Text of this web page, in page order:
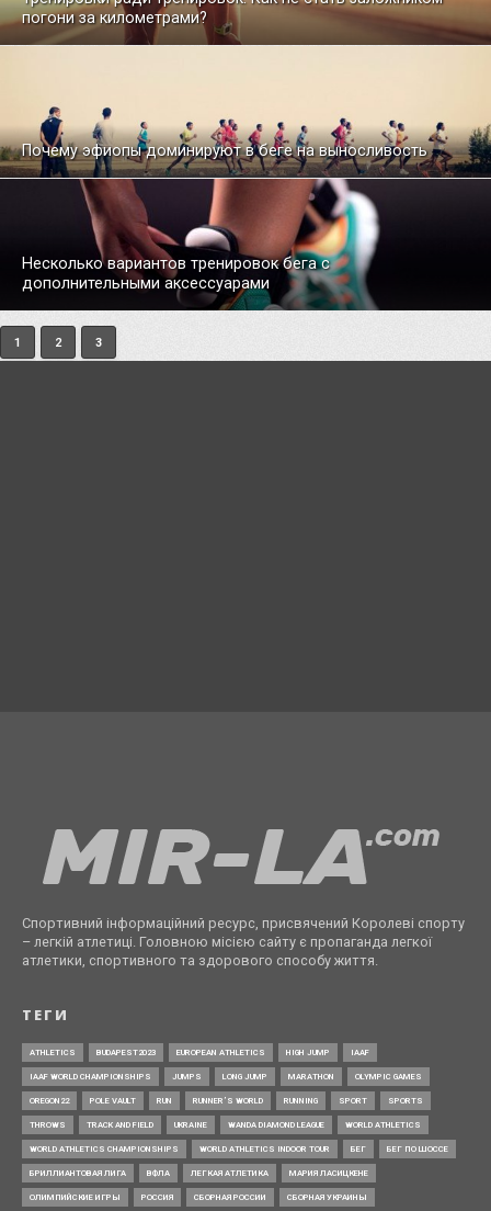
погони за километрами?
Почему эфиопы доминируют в беге на выносливость
Несколько вариантов тренировок бега с
дополнительными аксессуарами
1 2 3
Спортивний інформаційний ресурс, присвячений Королеві спорту
– легкій атлетиці. Головною місією сайту є пропаганда легкої
атлетики, спортивного та здорового способу життя.
ТЕГИ
ATHLETICS BUDAPEST2023 EUROPEAN ATHLETICS HIGH JUMP IAAF
IAAF WORLD CHAMPIONSHIPS JUMPS LONG JUMP MARATHON OLYMPIC GAMES
OREGON22 POLE VAULT RUN RUNNER’S WORLD RUNNING SPORT SPORTS
THROWS TRACK AND FIELD UKRAINE WANDA DIAMOND LEAGUE WORLD ATHLETICS
WORLD ATHLETICS CHAMPIONSHIPS WORLD ATHLETICS INDOOR TOUR БЕГ БЕГ ПО ШОССЕ
БРИЛЛИАНТОВАЯ ЛИГА ВФЛА ЛЕГКАЯ АТЛЕТИКА МАРИЯ ЛАСИЦКЕНЕ
ОЛИМПИЙСКИЕ ИГРЫ РОССИЯ СБОРНАЯ РОССИИ СБОРНАЯ УКРАИНЫ